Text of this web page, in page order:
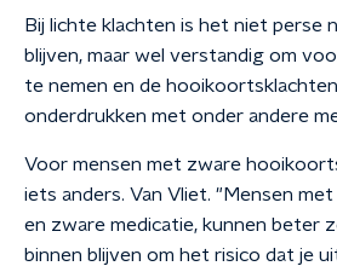
Bij lichte klachten is het niet perse
blijven, maar wel verstandig om
te nemen en de
onderdrukken met onder andere
Voor mensen met zware
iets anders. Van Vliet. "Mensen
en zware medicatie, kunnen beter
binnen blijven om het risico dat je